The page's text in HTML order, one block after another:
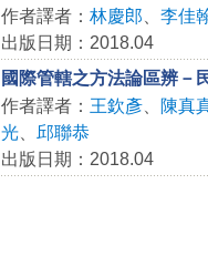
作者譯者： 林慶郎 李佳
出版日期：2018.04
國際管轄之方法論區辨－
作者譯者： 王欽彥、 陳真
光、 邱聯恭
出版日期：2018.04